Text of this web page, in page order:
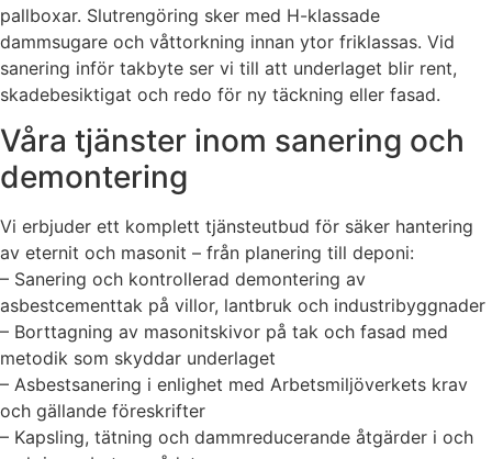
pallboxar. Slutrengöring sker med H-klassade
dammsugare och våttorkning innan ytor friklassas. Vid
sanering inför takbyte ser vi till att underlaget blir rent,
skadebesiktigat och redo för ny täckning eller fasad.
Våra tjänster inom sanering och
demontering
Vi erbjuder ett komplett tjänsteutbud för säker hantering
av eternit och masonit – från planering till deponi:
– Sanering och kontrollerad demontering av
asbestcementtak på villor, lantbruk och industribyggnader
– Borttagning av masonitskivor på tak och fasad med
metodik som skyddar underlaget
– Asbestsanering i enlighet med Arbetsmiljöverkets krav
och gällande föreskrifter
– Kapsling, tätning och dammreducerande åtgärder i och